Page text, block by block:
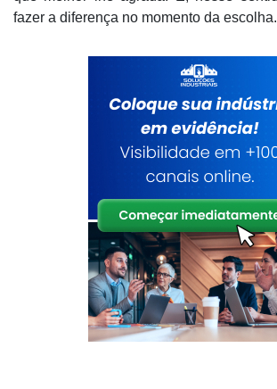
fazer a diferença no momento da escolha.